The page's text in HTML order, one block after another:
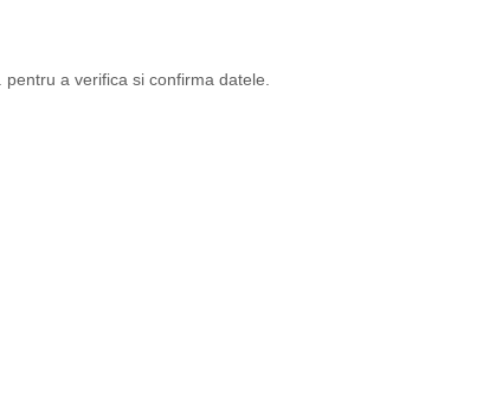
a verifica si confirma datele.